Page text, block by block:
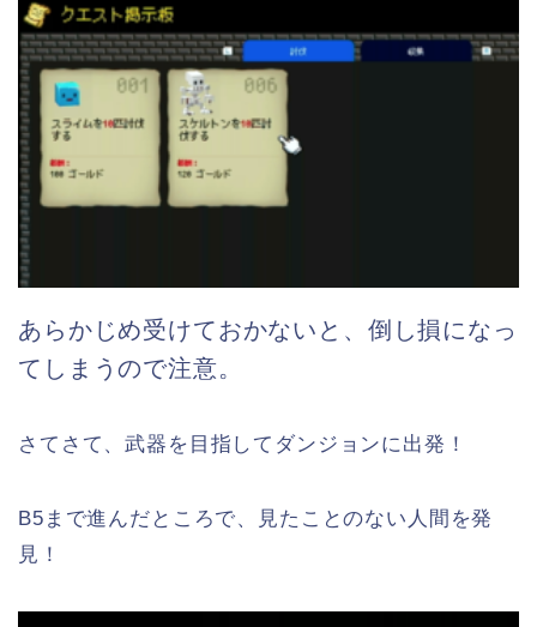
あらかじめ受けておかないと、倒し損になっ
てしまうので注意。
さてさて、武器を目指してダンジョンに出発！
B5まで進んだところで、見たことのない人間を発
見！